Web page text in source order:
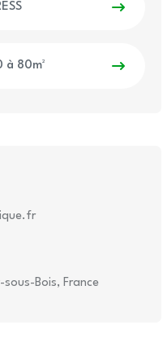
à 80m²
sous-Bois, France